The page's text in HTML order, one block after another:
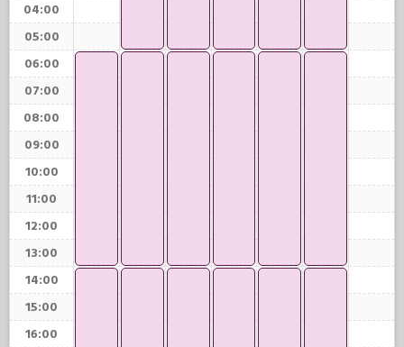
04:00
05:00
06:00
07:00
08:00
09:00
10:00
11:00
12:00
13:00
14:00
15:00
16:00